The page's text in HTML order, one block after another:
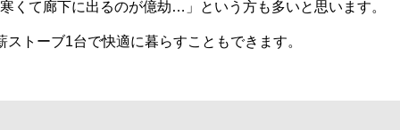
て廊下に出るのが億劫…」という方も多いと思います。
トーブ1台で快適に暮らすこともできます。